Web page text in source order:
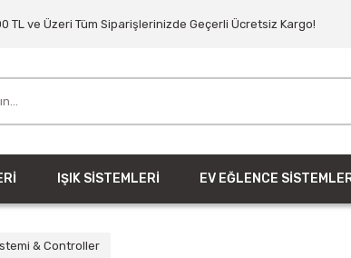
TL ve Üzeri Tüm Siparişlerinizde Geçerli Ücretsiz Kargo!
IŞIK SİSTEMLERİ EV EĞLENCE
& Controller